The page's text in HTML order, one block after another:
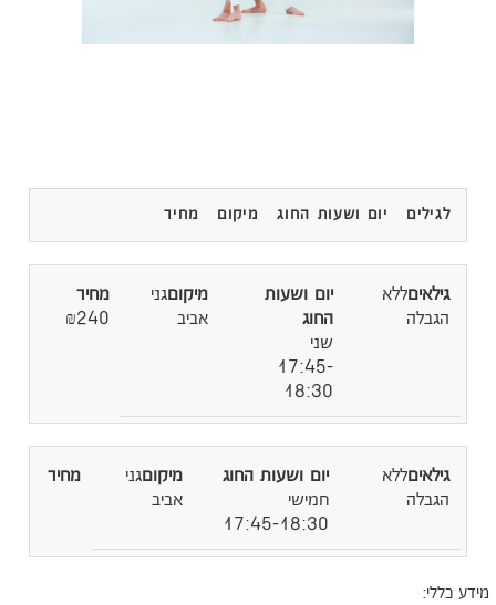
לגילים יום ושעות החוג מיקום מחיר
ללא
הגבלה
שני
17:45-
18:30
גני
אביב
₪240
ללא
הגבלה
חמישי
17:45-18:30
גני
אביב
כללי: